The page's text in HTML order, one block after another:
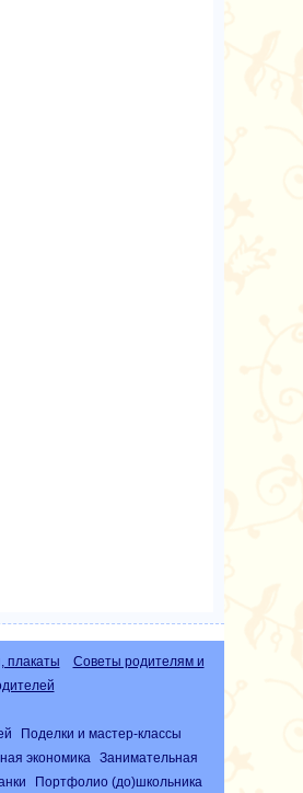
плакаты
Советы родителям и
Поделки и мастер-классы
экономика
Занимательная
Портфолио (до)школьника